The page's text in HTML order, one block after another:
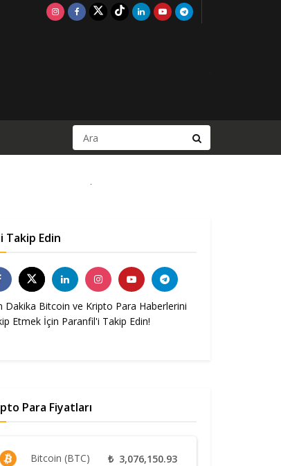
Takip Edin
Dakika Bitcoin ve Kripto Para Haberlerini
Etmek İçin Paranfil'i Takip Edin!
Para Fiyatları
Bitcoin (BTC) ₺ 3,076,150.93